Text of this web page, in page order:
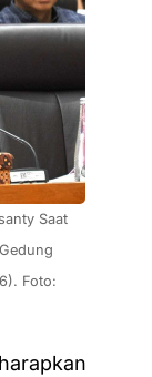
Saat
Foto: